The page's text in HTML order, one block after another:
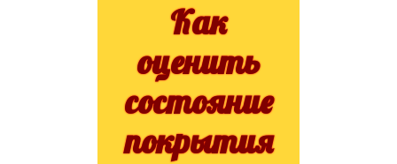
Как
оценить
состояние
покрытия